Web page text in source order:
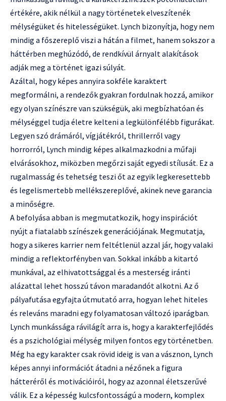
értékére, akik nélkül a nagy történetek elveszítenék
mélységüket és hitelességüket. Lynch bizonyítja, hogy nem
mindig a főszereplő viszi a hátán a filmet, hanem sokszor a
háttérben meghúzódó, de rendkívül árnyalt alakítások
adják meg a történet igazi súlyát.
Azáltal, hogy képes annyira sokféle karaktert
megformálni, a rendezők gyakran fordulnak hozzá, amikor
egy olyan színészre van szükségük, aki megbízhatóan és
mélységgel tudja életre kelteni a legkülönfélébb figurákat.
Legyen szó drámáról, vígjátékról, thrillerről vagy
horrorról, Lynch mindig képes alkalmazkodni a műfaji
elvárásokhoz, miközben megőrzi saját egyedi stílusát. Ez a
rugalmasság és tehetség teszi őt az egyik legkeresettebb
és legelismertebb mellékszereplővé, akinek neve garancia
a minőségre.
A befolyása abban is megmutatkozik, hogy inspirációt
nyújt a fiatalabb színészek generációjának. Megmutatja,
hogy a sikeres karrier nem feltétlenül azzal jár, hogy valaki
mindig a reflektorfényben van. Sokkal inkább a kitartó
munkával, az elhivatottsággal és a mesterség iránti
alázattal lehet hosszú távon maradandót alkotni. Az ő
pályafutása egyfajta útmutató arra, hogyan lehet hiteles
és releváns maradni egy folyamatosan változó iparágban.
Lynch munkássága rávilágít arra is, hogy a karakterfejlődés
és a pszichológiai mélység milyen fontos egy történetben.
Még ha egy karakter csak rövid ideig is van a vásznon, Lynch
képes annyi információt átadni a nézőnek a figura
hátteréről és motivációiról, hogy az azonnal életszerűvé
válik. Ez a képesség kulcsfontosságú a modern, komplex